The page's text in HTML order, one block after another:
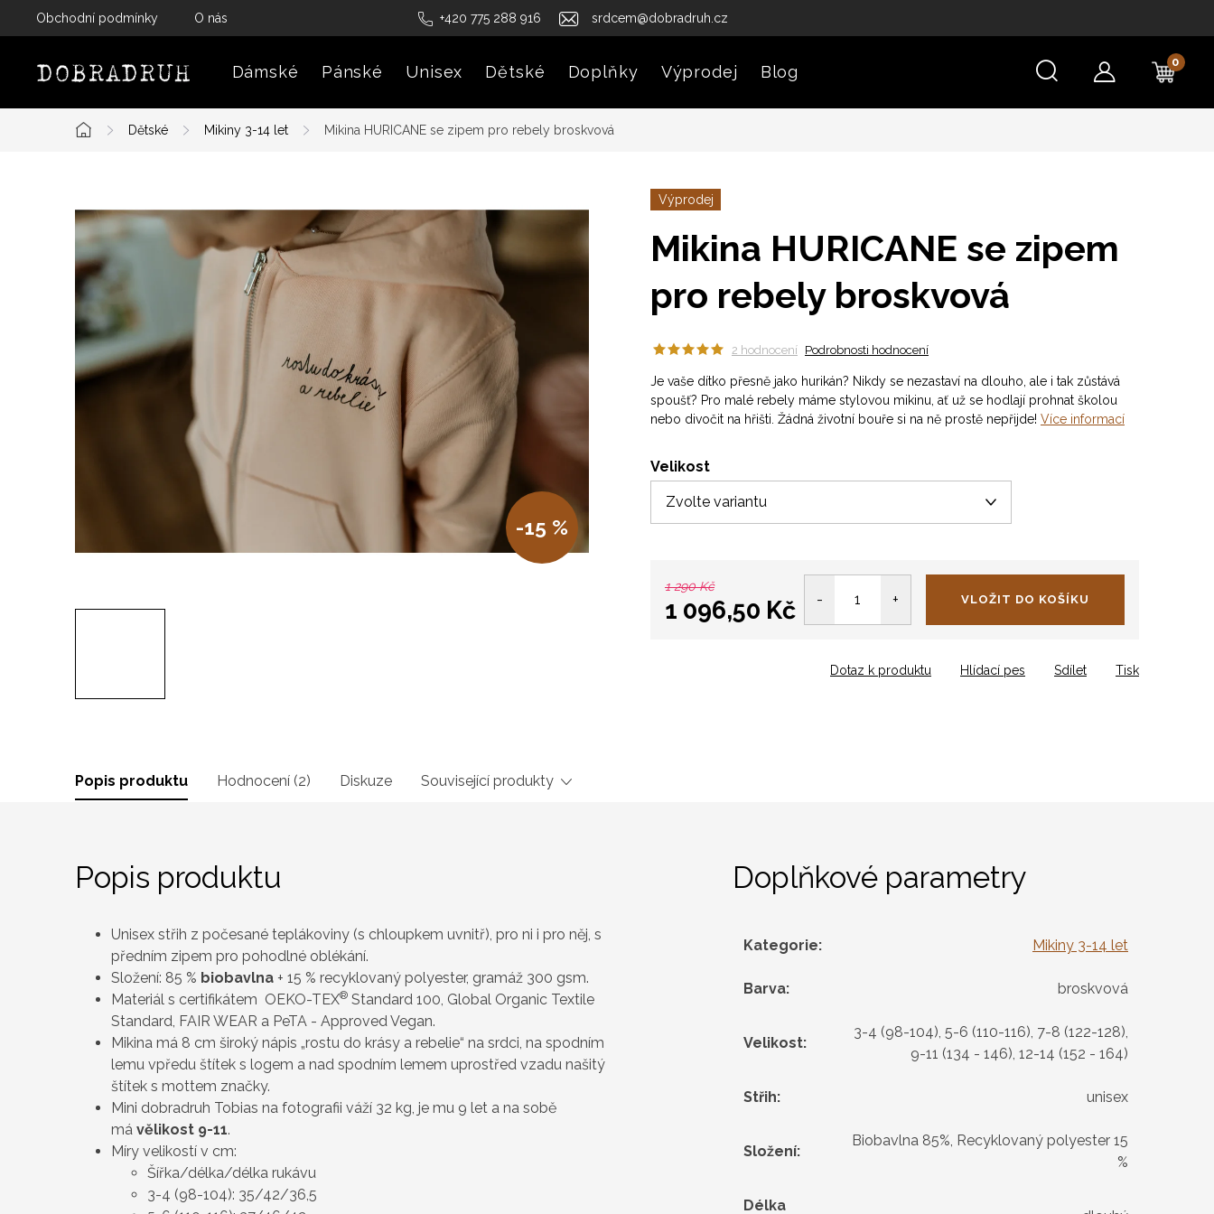
+420 775 288 916 srdcem@dobradruh.cz
Obchodní podmínky O nás
Dámské Pánské Unisex Dětské Doplňky Výprodej Blog
Domů
Dětské Mikiny 3-14 let Mikina HURICANE se zipem pro rebely broskvová
-15 %
Výprodej
Mikina HURICANE se zipem
pro rebely broskvová
2 hodnocení Podrobnosti hodnocení
Je vaše dítko přesně jako hurikán? Nikdy se nezastaví na dlouho, ale i tak zůstává
spoušť? Pro malé rebely máme stylovou mikinu, ať už se hodlají prohnat školou
nebo divočit na hřišti. Žádná životní bouře si na ně prostě nepřijde! Více informací
Velikost
1 290 Kč
1 096,50 Kč VLOŽIT DO KOŠÍKU
Tisk
Dotaz k produktu Hlídací pes Sdílet
Popis produktu Hodnocení (2) Diskuze Související produkty
Popis produktu
Unisex střih z počesané teplákoviny (s chloupkem uvnitř), pro ni i pro něj, s
předním zipem pro pohodlné oblékání.
Složení: 85 % biobavlna + 15 % recyklovaný polyester, gramáž 300 gsm.
Materiál s certifikátem OEKO-TEX® Standard 100, Global Organic Textile
Standard, FAIR WEAR a PeTA - Approved Vegan.
Mikina má 8 cm široký nápis „rostu do krásy a rebelie“ na srdci, na spodním
lemu vpředu štítek s logem a nad spodním lemem uprostřed vzadu našitý
štítek s mottem značky.
Mini dobradruh Tobias na fotografii váží 32 kg, je mu 9 let a na sobě
má vělikost 9-11.
Míry velikostí v cm:
Šířka/délka/délka rukávu
3-4 (98-104): 35/42/36,5
Doplňkové parametry
Kategorie: Mikiny 3-14 let
Barva: broskvová
Velikost:
3-4 (98-104), 5-6 (110-116), 7-8 (122-128),
9-11 (134 - 146), 12-14 (152 - 164)
Střih: unisex
Složení:
Biobavlna 85%, Recyklovaný polyester 15
%
Délka